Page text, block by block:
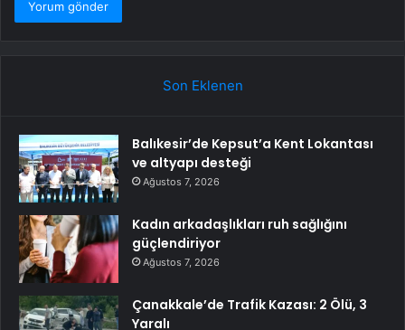
Son Eklenen
Balıkesir’de Kepsut’a Kent Lokantası
ve altyapı desteği
Ağustos 7, 2026
Kadın arkadaşlıkları ruh sağlığını
güçlendiriyor
Ağustos 7, 2026
Çanakkale’de Trafik Kazası: 2 Ölü, 3
Yaralı